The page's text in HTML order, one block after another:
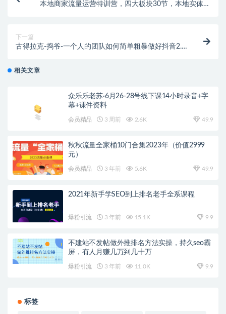
本地商家流量运营特训营，四大板块30节，本地实体商
下一篇
古得拉克-捣爷-一个人的团队如何简单粗暴做好抖音2.0
相关文章
众乐乐老苏·6月26-28号线下课14小时录音+字
幕+课件资料
会员精品 3 周前 2.6K 49.9
秋秋流量全家桶10门合集2023年（价值2999
元）
会员精品 3 年前 5.6K 49.9
2021年新手学SEO到上排名老手全系课程
爆粉引流 3 年前 15.1K 9.9
不建站不发帖做外推排名方法实操，持久seo霸
屏，有人月赚几万到几十万
爆粉引流 3 年前 11.0K 9.9
标签